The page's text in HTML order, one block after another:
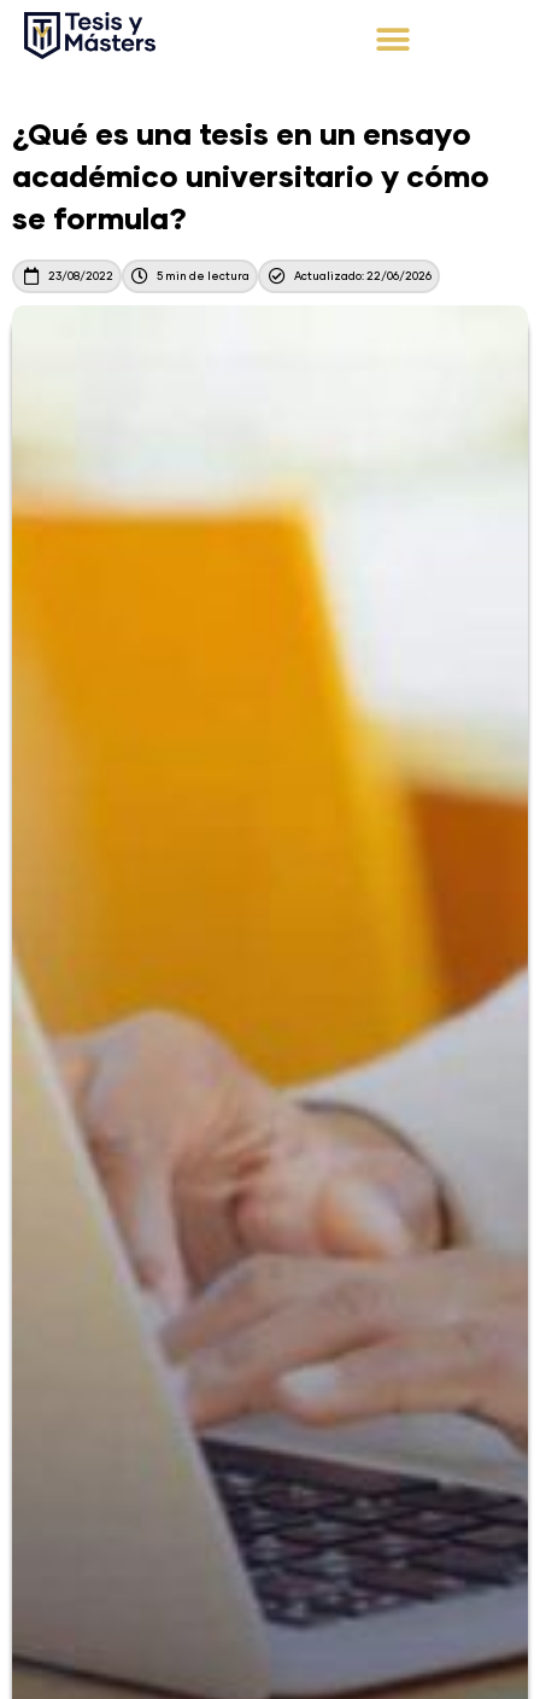
¿Qué es una tesis en un ensayo
académico universitario y cómo
se formula?
23/08/2022 5 min de lectura Actualizado: 22/06/2026